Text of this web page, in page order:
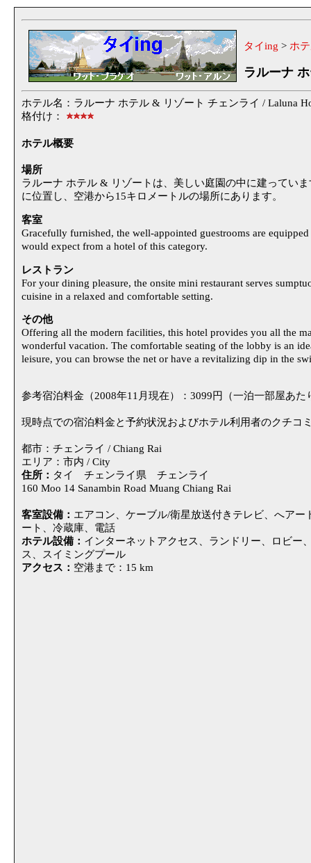
タイing > ホ
ラルーナ
ホテル名：ラルーナ ホテル & リゾート チェンライ / Laluna
格付け：
ホテル概要
場所
ラルーナ ホテル & リゾートは、美しい庭園の中に建ってい
に位置し、空港から15キロメートルの場所にあります。
客室
Gracefully furnished, the well-appointed guestrooms are
would expect from a hotel of this category.
レストラン
For your dining pleasure, the onsite mini restaurant serves
cuisine in a relaxed and comfortable setting.
その他
Offering all the modern facilities, this hotel provides you all the
wonderful vacation. The comfortable seating of the lobby is an
leisure, you can browse the net or have a revitalizing dip in the
参考宿泊料金（2008年11月現在）：3099円（一泊一部屋あた
現時点での宿泊料金と予約状況およびホテル利用者のクチコ
都市：チェンライ / Chiang Rai
エリア：市内 / City
住所： タイ チェンライ県 チェンライ
160 Moo 14 Sanambin Road Muang Chiang Rai
客室設備： エアコン、ケーブル/衛星放送付きテレビ、へア
ート、冷蔵庫、電話
ホテル設備： インターネットアクセス、ランドリー、ロビー
ス、スイミングプール
アクセス： 空港まで：15 km